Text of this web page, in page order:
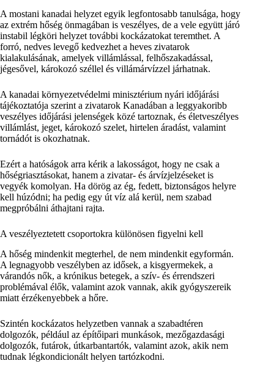
A mostani kanadai helyzet egyik legfontosabb tanulsága, hogy
az extrém hőség önmagában is veszélyes, de a vele együtt járó
instabil légköri helyzet további kockázatokat teremthet. A
forró, nedves levegő kedvezhet a heves zivatarok
kialakulásának, amelyek villámlással, felhőszakadással,
jégesővel, károkozó széllel és villámárvízzel járhatnak.
A kanadai környezetvédelmi minisztérium nyári időjárási
tájékoztatója szerint a zivatarok Kanadában a leggyakoribb
veszélyes időjárási jelenségek közé tartoznak, és életveszélyes
villámlást, jeget, károkozó szelet, hirtelen áradást, valamint
tornádót is okozhatnak.
Ezért a hatóságok arra kérik a lakosságot, hogy ne csak a
hőségriasztásokat, hanem a zivatar- és árvízjelzéseket is
vegyék komolyan. Ha dörög az ég, fedett, biztonságos helyre
kell húzódni; ha pedig egy út víz alá kerül, nem szabad
megpróbálni áthajtani rajta.
A veszélyeztetett csoportokra különösen figyelni kell
A hőség mindenkit megterhel, de nem mindenkit egyformán.
A legnagyobb veszélyben az idősek, a kisgyermekek, a
várandós nők, a krónikus betegek, a szív- és érrendszeri
problémával élők, valamint azok vannak, akik gyógyszereik
miatt érzékenyebbek a hőre.
Szintén kockázatos helyzetben vannak a szabadtéren
dolgozók, például az építőipari munkások, mezőgazdasági
dolgozók, futárok, útkarbantartók, valamint azok, akik nem
tudnak légkondicionált helyen tartózkodni.